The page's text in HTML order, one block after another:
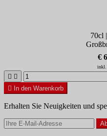
70cl
€
inkl.
 

In den Warenkorb
Erhalten Sie Neuigkeiten und